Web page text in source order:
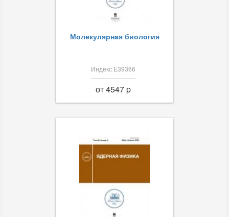
Молекулярная биология
Индекс Е39366
от 4547 p